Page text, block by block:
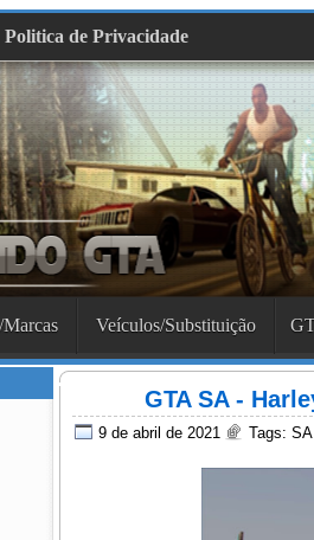
Politica de Privacidade
Veículos/Substituição
GTA SA -
9 de abril de 2021 Tags: